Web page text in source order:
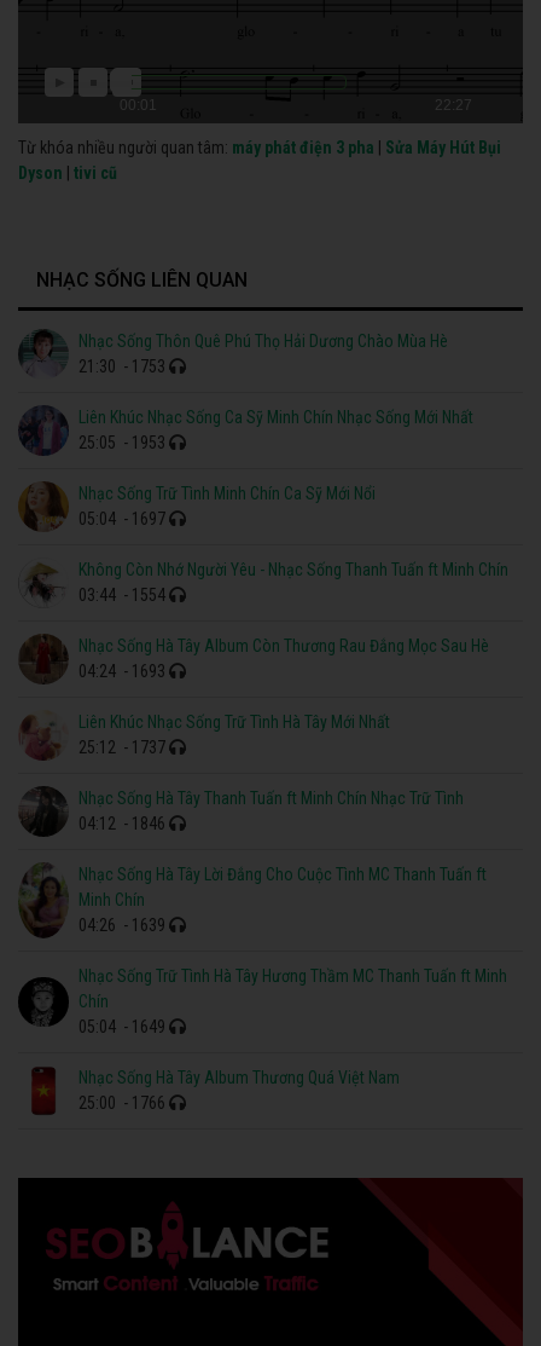
00:01 22:27
Từ khóa nhiều người quan tâm: máy phát điện 3 pha
Sửa Máy Hút Bụi
Dyson
tivi cũ
NHẠC SỐNG LIÊN QUAN
Nhạc Sống Thôn Quê Phú Thọ Hải Dương Chào Mùa Hè
21:30 - 1753
Liên Khúc Nhạc Sống Ca Sỹ Minh Chín Nhạc Sống Mới Nhất
25:05 - 1953
Nhạc Sống Trữ Tình Minh Chín Ca Sỹ Mới Nổi
05:04 - 1697
Không Còn Nhớ Người Yêu - Nhạc Sống Thanh Tuấn ft Minh Chín
03:44 - 1554
Nhạc Sống Hà Tây Album Còn Thương Rau Đắng Mọc Sau Hè
04:24 - 1693
Liên Khúc Nhạc Sống Trữ Tình Hà Tây Mới Nhất
25:12 - 1737
Nhạc Sống Hà Tây Thanh Tuấn ft Minh Chín Nhạc Trữ Tình
04:12 - 1846
Nhạc Sống Hà Tây Lời Đắng Cho Cuộc Tình MC Thanh Tuấn ft
Minh Chín
04:26 - 1639
Nhạc Sống Trữ Tình Hà Tây Hương Thầm MC Thanh Tuấn ft Minh
Chín
05:04 - 1649
Nhạc Sống Hà Tây Album Thương Quá Việt Nam
25:00 - 1766